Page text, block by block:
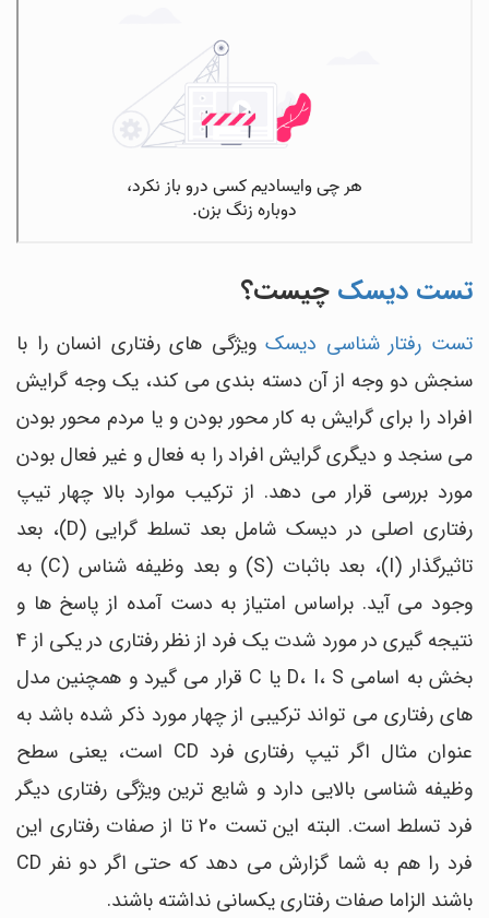
تست دیسک چیست؟
تست رفتار شناسی دیسکویژگی های رفتاری انسان را با
سنجش دو وجه از آن دسته بندی می کند، یک وجه گرایش
افراد را برای گرایش به کار محور بودن و یا مردم محور بودن
می سنجد و دیگری گرایش افراد را به فعال و غیر فعال بودن
مورد بررسی قرار می دهد. از ترکیب موارد بالا چهار تیپ
رفتاری اصلی در دیسک شامل بعد تسلط گرایی (D)، بعد
تاثیرگذار (I)، بعد باثبات (S) و بعد وظیفه شناس (C) به
وجود می آید. براساس امتیاز به دست آمده از پاسخ ها و
نتیجه گیری در مورد شدت یک فرد از نظر رفتاری در یکی از 4
بخش به اسامی D، I، S یا C قرار می گیرد و همچنین مدل
های رفتاری می تواند ترکیبی از چهار مورد ذکر شده باشد به
عنوان مثال اگر تیپ رفتاری فرد CD است، یعنی سطح
وظیفه شناسی بالایی دارد و شایع ترین ویژگی رفتاری دیگر
فرد تسلط است. البته این تست 20 تا از صفات رفتاری این
فرد را هم به شما گزارش می دهد که حتی اگر دو نفر CD
باشند الزاما صفات رفتاری یکسانی نداشته باشند.